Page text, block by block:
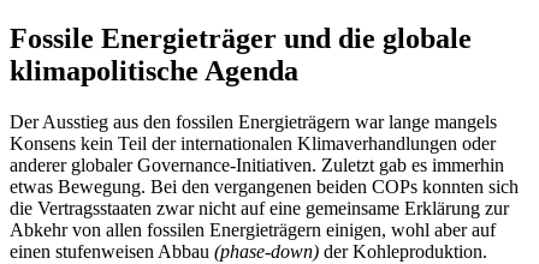
Fossile Energieträger und die globale
klimapolitische Agenda
Der Ausstieg aus den fossilen Energie­trägern war lange mangels
Konsens kein Teil der internationalen Klimaverhand­lungen oder
anderer globaler Governance-Initiativen. Zuletzt gab es immerhin
etwas Bewegung. Bei den vergangenen beiden COPs konnten sich
die Vertragsstaaten zwar nicht auf eine gemeinsame Erklärung zur
Abkehr von allen fossilen Energieträgern einigen, wohl aber auf
einen stufenweisen Abbau (phase-down) der Kohleproduktion.